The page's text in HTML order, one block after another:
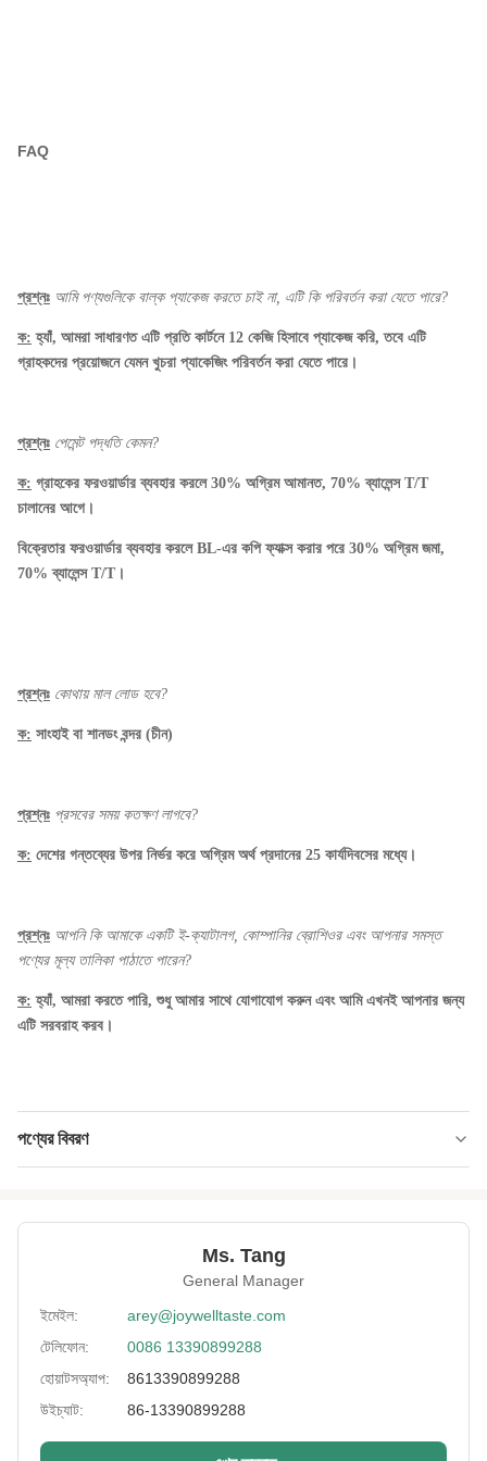
FAQ
প্রশ্নঃ আমি পণ্যগুলিকে বাল্ক প্যাকেজ করতে চাই না, এটি কি পরিবর্তন করা যেতে পারে?
ক: হ্যাঁ, আমরা সাধারণত এটি প্রতি কার্টনে 12 কেজি হিসাবে প্যাকেজ করি, তবে এটি
গ্রাহকদের প্রয়োজনে যেমন খুচরা প্যাকেজিং পরিবর্তন করা যেতে পারে।
প্রশ্নঃ পেমেন্ট পদ্ধতি কেমন?
ক: গ্রাহকের ফরওয়ার্ডার ব্যবহার করলে 30% অগ্রিম আমানত, 70% ব্যালেন্স T/T
চালানের আগে।
বিক্রেতার ফরওয়ার্ডার ব্যবহার করলে BL-এর কপি ফ্যাক্স করার পরে 30% অগ্রিম জমা,
70% ব্যালেন্স T/T।
প্রশ্নঃ কোথায় মাল লোড হবে?
ক: সাংহাই বা শানডং বন্দর (চীন)
প্রশ্নঃ প্রসবের সময় কতক্ষণ লাগবে?
ক: দেশের গন্তব্যের উপর নির্ভর করে অগ্রিম অর্থ প্রদানের 25 কার্যদিবসের মধ্যে।
প্রশ্নঃ আপনি কি আমাকে একটি ই-ক্যাটালগ, কোম্পানির ব্রোশিওর এবং আপনার সমস্ত
পণ্যের মূল্য তালিকা পাঠাতে পারেন?
ক: হ্যাঁ, আমরা করতে পারি, শুধু আমার সাথে যোগাযোগ করুন এবং আমি এখনই আপনার জন্য
এটি সরবরাহ করব।
পণ্যের বিবরণ
ব্রড বিন চিপস
10- 12 কেজি/CTN
সমুদ্র বা আকাশপথে
Flavor:
মরিচ, ওয়াসাবি, পনির, কাজুন, গ্যালিক, সামুদ্রিক শৈবাল,
ইত্যাদি।
Ms. Tang
General Manager
ইমেইল:
arey@joywelltaste.com
টেলিফোন:
0086 13390899288
হোয়াটসঅ্যাপ:
8613390899288
উইচ্যাট:
86-13390899288